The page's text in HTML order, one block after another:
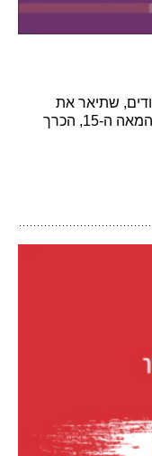
שתיאר את
ההיסטוריה היהודית מראשיתה ועד סוף המאה ה-15, הכרך